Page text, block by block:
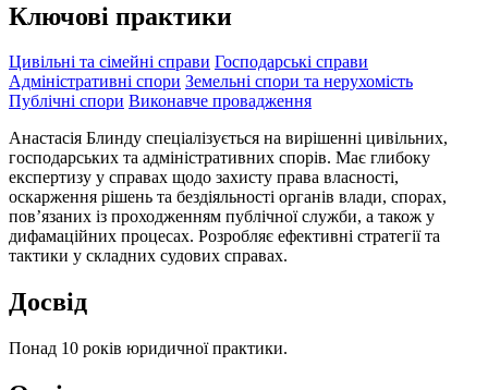
Ключові практики
Цивільні та сімейні справи Господарські справи
Адміністративні спори Земельні спори та нерухомість
Публічні спори Виконавче провадження
Анастасія Блинду спеціалізується на вирішенні цивільних,
господарських та адміністративних спорів. Має глибоку
експертизу у справах щодо захисту права власності,
оскарження рішень та бездіяльності органів влади, спорах,
пов’язаних із проходженням публічної служби, а також у
дифамаційних процесах. Розробляє ефективні стратегії та
тактики у складних судових справах.
Досвід
Понад 10 років юридичної практики.